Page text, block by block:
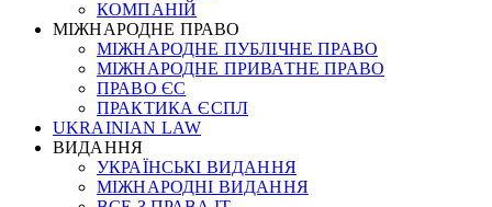
КОМПАНІЙ
МІЖНАРОДНЕ ПРАВО
МІЖНАРОДНЕ ПУБЛІЧНЕ ПРАВО
МІЖНАРОДНЕ ПРИВАТНЕ ПРАВО
ПРАВО ЄС
ПРАКТИКА ЄСПЛ
UKRAINIAN LAW
ВИДАННЯ
УКРАЇНСЬКІ ВИДАННЯ
МІЖНАРОДНІ ВИДАННЯ